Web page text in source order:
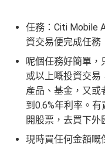
任務：Citi Mobile
資交易便完成任務
呢個任務好簡單，
或以上嘅投資交易
產品、基金，又或
到0.6%年利率。
開股票，去買下外
現時買任何金額嘅